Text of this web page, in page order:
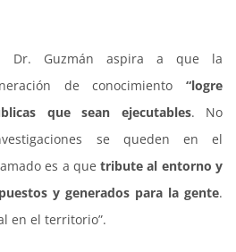
Dr. Guzmán aspira a que la
de conocimiento “logre
que sean ejecutables. No
se queden en el
es a quetribute al entorno y
y generados para la gente.
en el territorio”.